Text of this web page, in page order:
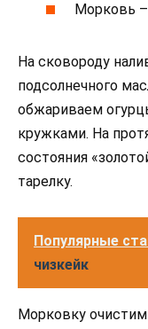
Морковь
На сковороду
подсолнечного
обжариваем
кружками. На
состояния
тарелку.
Популярные
чизкейк
Морковку